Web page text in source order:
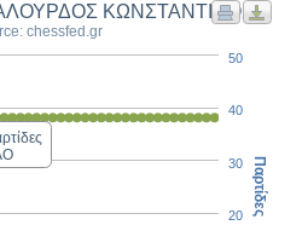
ΚΩΝΣΤΑΝΤΙΝΟΣ
chessfed.gr
20
30
40
50
Παρτίδες